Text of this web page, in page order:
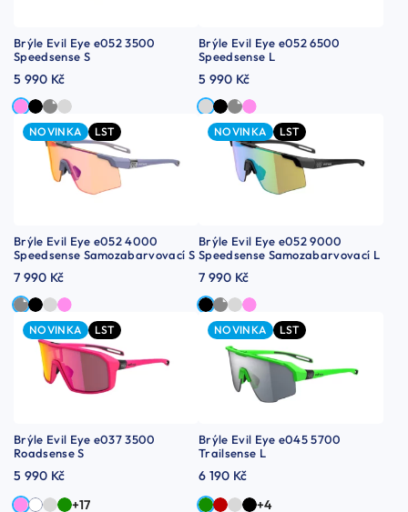
Brýle Evil Eye e052 3500
Speedsense S
5 990 Kč
Brýle Evil Eye e052 6500
Speedsense L
5 990 Kč
NOVINKA LST
Brýle Evil Eye e052 4000
Speedsense Samozabarvovací S
7 990 Kč
NOVINKA LST
Brýle Evil Eye e052 9000
Speedsense Samozabarvovací L
7 990 Kč
NOVINKA LST
Brýle Evil Eye e037 3500
Roadsense S
5 990 Kč
+17
NOVINKA LST
Brýle Evil Eye e045 5700
Trailsense L
6 190 Kč
+4